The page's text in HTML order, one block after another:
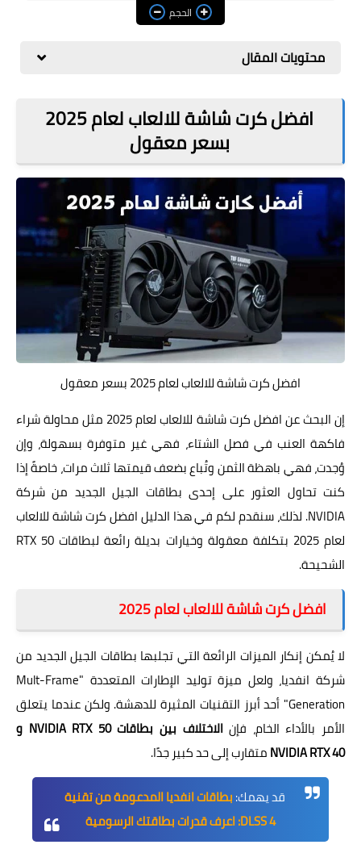
الربح من الانترنت
ذكاء اصطناعي
الحجم
محتويات المقال
افضل كرت شاشة للالعاب لعام 2025
بسعر معقول
افضل كرت شاشة للالعاب لعام 2025 بسعر معقول
إن البحث عن افضل كرت شاشة للالعاب لعام 2025 مثل محاولة شراء
فاكهة العنب في فصل الشتاء، فهي غير متوفرة بسهولة، وإن
وُجدت، فهي باهظة الثمن وتُباع بضعف قيمتها ثلاث مرات، خاصةً إذا
كنت تحاول العثور على إحدى بطاقات الجيل الجديد من شركة
NVIDIA. لذلك، سنقدم لكم في هذا الدليل افضل كرت شاشة للالعاب
لعام 2025 بتكلفة معقولة وخيارات بديلة رائعة لبطاقات RTX 50
الشحيحة.
افضل كرت شاشة للالعاب لعام 2025
لا يُمكن إنكار الميزات الرائعة التي تجلبها بطاقات الجيل الجديد من
شركة انفديا، ولعل ميزة توليد الإطارات المتعددة "Mult-Frame
Generation" أحد أبرز التقنيات المثيرة للدهشة. ولكن عندما يتعلق
الأمر بالأداء الخام، فإن
الاختلاف بين بطاقات NVIDIA RTX 50 و
NVIDIA RTX 40متقارب إلى حد كبير جدًا.
قد يهمك:بطاقات انفديا المدعومة من تقنية
DLSS 4: اعرف قدرات بطاقتك الرسومية